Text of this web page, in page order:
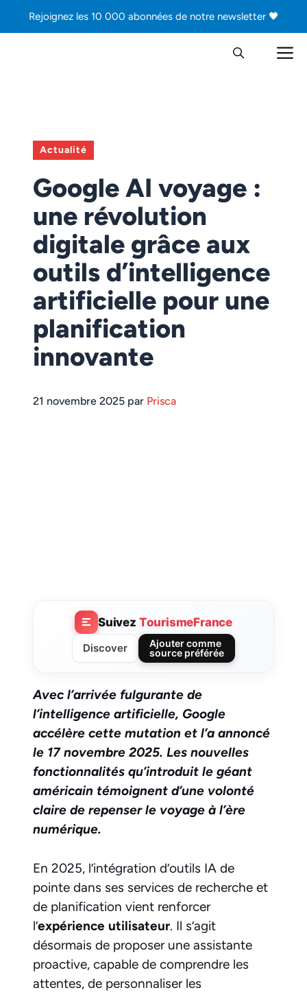
Rejoignez les 10 000 abonnées de notre newsletter 🖤
Actualité
Google AI voyage :
une révolution
digitale grâce aux
outils d’intelligence
artificielle pour une
planification
innovante
21 novembre 2025 par Prisca
Suivez TourismeFrance
Discover
Ajouter comme
source préférée
Avec l’arrivée fulgurante de
l’intelligence artificielle, Google
accélère cette mutation et l’a annoncé
le 17 novembre 2025. Les nouvelles
fonctionnalités qu’introduit le géant
américain témoignent d’une volonté
claire de repenser le voyage à l’ère
numérique.
En 2025, l’intégration d’outils IA de
pointe dans ses services de recherche et
de planification vient renforcer
l’expérience utilisateur. Il s’agit
désormais de proposer une assistante
proactive, capable de comprendre les
attentes, de personnaliser les